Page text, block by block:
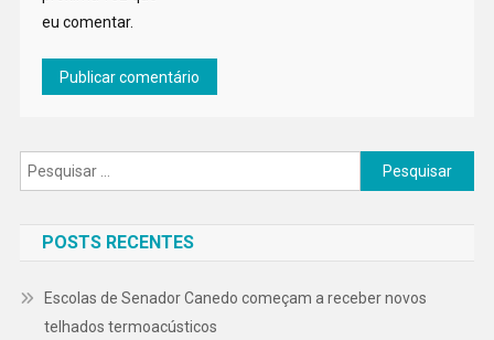
eu comentar.
Pesquisar
por:
POSTS RECENTES
Escolas de Senador Canedo começam a receber novos
telhados termoacústicos